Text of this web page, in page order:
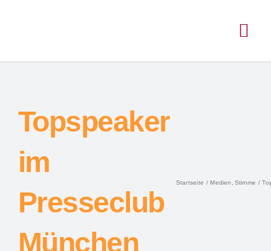
Topspeaker
im
Presseclub
München
Startseite Medien Stimme